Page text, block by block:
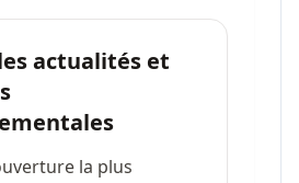
actualités et
la plus